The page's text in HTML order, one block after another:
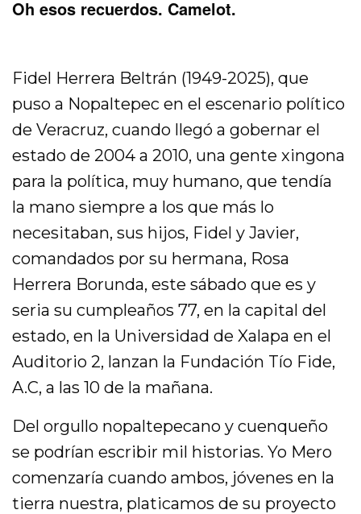
Oh esos recuerdos. Camelot.
Fidel Herrera Beltrán (1949-2025), que
puso a Nopaltepec en el escenario político
de Veracruz, cuando llegó a gobernar el
estado de 2004 a 2010, una gente xingona
para la política, muy humano, que tendía
la mano siempre a los que más lo
necesitaban, sus hijos, Fidel y Javier,
comandados por su hermana, Rosa
Herrera Borunda, este sábado que es y
seria su cumpleaños 77, en la capital del
estado, en la Universidad de Xalapa en el
Auditorio 2, lanzan la Fundación Tío Fide,
A.C, a las 10 de la mañana.
Del orgullo nopaltepecano y cuenqueño
se podrían escribir mil historias. Yo Mero
comenzaría cuando ambos, jóvenes en la
tierra nuestra, platicamos de su proyecto